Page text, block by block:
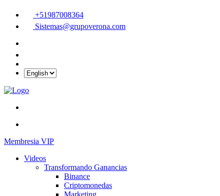
+51987008364
Sistemas@grupoverona.com
Membresia VIP
Videos
Transformando Ganancias
Binance
Criptomonedas
Marketing